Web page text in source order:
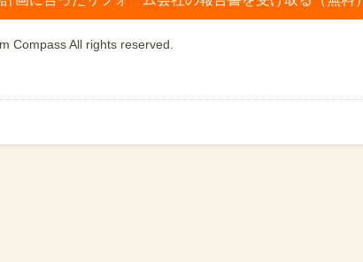
Compass All rights reserved.